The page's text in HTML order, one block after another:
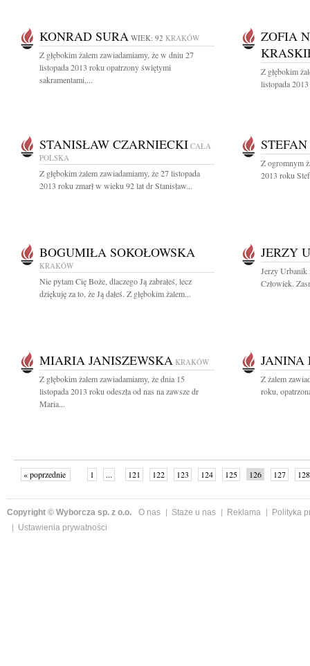
KONRAD SURA WIEK: 92 KRAKÓW
Z głębokim żalem zawiadamiamy, że w dniu 27
listopada 2013 roku opatrzony świętymi
sakramentami,...
ZOFIA
Z głębokim
listopada
STANISŁAW CZARNIECKI CAŁA
POLSKA
Z głębokim żalem zawiadamiamy, że 27 listopada
2013 roku zmarł w wieku 92 lat dr Stanisław...
Z ogromnym
2013 roku
BOGUMIŁA SOKOŁOWSKA
KRAKÓW
Nie pytam Cię Boże, dlaczego Ją zabrałeś, lecz
dziękuję za to, że Ją dałeś. Z głębokim żalem...
JERZY
Jerzy Urbanik
Człowiek.
MIARIA JANISZEWSKA KRAKÓW
Z głębokim żalem zawiadamiamy, że dnia 15
listopada 2013 roku odeszła od nas na zawsze dr
Maria...
JANINA
Z żalem
roku,
« poprzednie 1 ... 121 122 123 124 125 126 127
128
Copyright © Wyborcza sp. z o.o. O nas Staże u nas Reklama
Polityka
Ustawienia prywatności